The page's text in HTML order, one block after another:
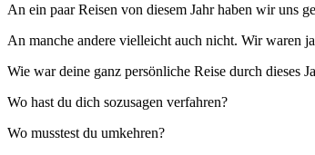
An ein paar Reisen von diesem Jahr haben wir uns
An manche andere vielleicht auch nicht. Wir waren
Wie war deine ganz persönliche Reise durch dieses
Wo hast du dich sozusagen verfahren?
Wo musstest du umkehren?